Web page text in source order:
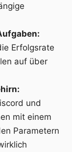
Erfolgsrate
auf über
und
mit einem
Parametern